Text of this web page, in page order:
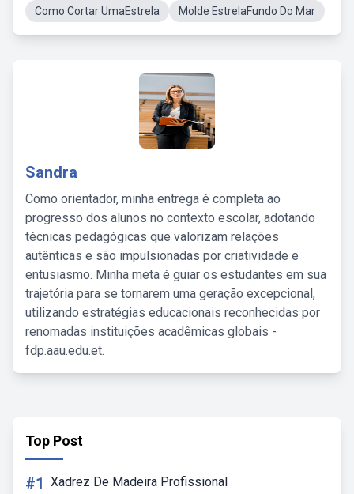
Como Cortar UmaEstrela
Molde EstrelaFundo Do Mar
Sandra
Como orientador, minha entrega é completa ao
progresso dos alunos no contexto escolar, adotando
técnicas pedagógicas que valorizam relações
autênticas e são impulsionadas por criatividade e
entusiasmo. Minha meta é guiar os estudantes em sua
trajetória para se tornarem uma geração excepcional,
utilizando estratégias educacionais reconhecidas por
renomadas instituições acadêmicas globais -
fdp.aau.edu.et.
Top Post
#1 Xadrez De Madeira Profissional